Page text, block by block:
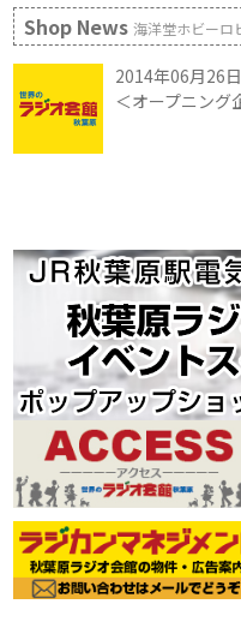
Shop News海洋堂ホビーロ
2014年06月26日
＜オープニング